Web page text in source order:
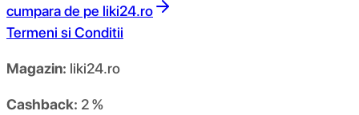
cumpara de pe liki24.ro
Termeni si Conditii
Magazin: liki24.ro
Cashback: 2 %